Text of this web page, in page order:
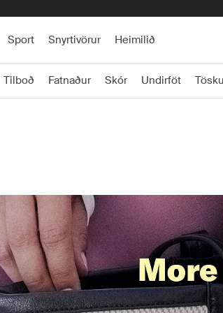
Sport Snyrtivörur Heimilið
Tilboð Fatnaður Skór Undirföt